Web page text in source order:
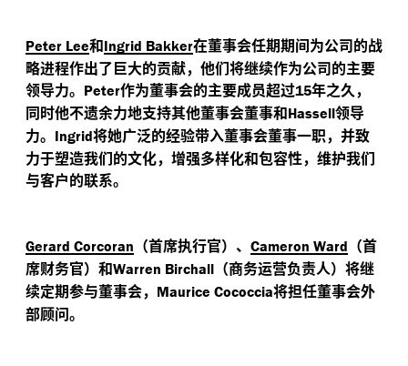
Peter Lee和Ingrid Bakker在董事会任期期间为公司的战
略进程作出了巨大的贡献，他们将继续作为公司的主要
领导力。 Peter作为董事会的主要成员超过15年之久，
同时他不遗余力地支持其他董事会董事和Hassell领导
力。 Ingrid将她广泛的经验带入董事会董事一职，并致
力于塑造我们的文化，增强多样化和包容性，维护我们
与客户的联系。
Gerard Corcoran （首席执行官）、 Cameron Ward （首
席财务官）和Warren Birchall （商务运营负责人）将继
续定期参与董事会， Maurice Cococcia将担任董事会外
部顾问。